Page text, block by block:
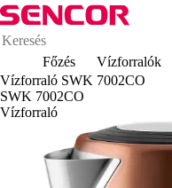
Főzés Vízforralók
Vízforraló SWK 7002CO
SWK 7002CO
Vízforraló